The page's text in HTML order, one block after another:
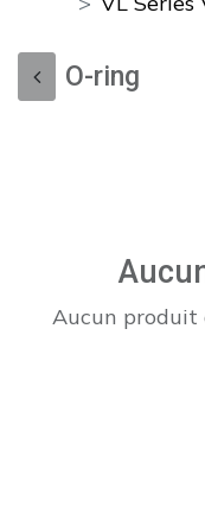
O-ring
Aucun produit